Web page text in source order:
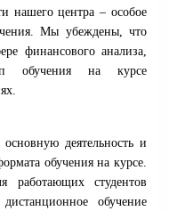
нашего центра – особое
Мы убеждены, что
финансового анализа,
обучения на курсе
деятельность и
обучения на курсе.
студентов
обучение